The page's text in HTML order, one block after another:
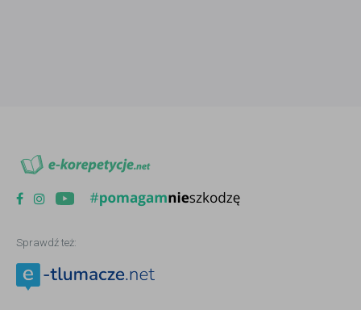
Sprawdź też: